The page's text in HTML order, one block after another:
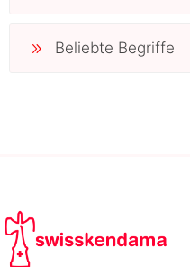
Beliebte Begriffe